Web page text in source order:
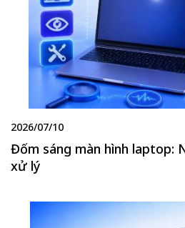
2026/07/10
Đốm sáng màn hình laptop:
xử lý